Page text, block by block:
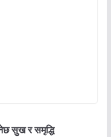
सुख र समृद्धि